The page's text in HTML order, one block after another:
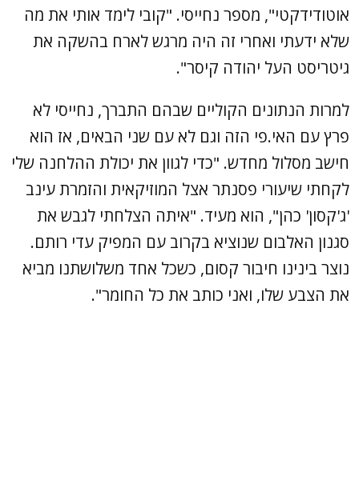
אוטודידקטי", מספר נחייסי. "קובי לימד אותי את מה
שלא ידעתי ואחרי זה היה מרגש לארח בהשקה את
גיטריסט העל יהודה קיסר".
למרות הנתונים הקוליים שבהם התברך, נחייסי לא
פרץ עם האי.פי הזה וגם לא עם שני הבאים, אז הוא
חישב מסלול מחדש. "כדי לגוון את יכולת ההלחנה שלי
לקחתי שיעורי פסנתר אצל המוזיקאית והזמרת עינב
'ג'קסון' כהן", הוא מעיד. "איתה הצלחתי לגבש את
סגנון האלבום שנוציא בקרוב עם המפיק עדי רותם.
נוצר בינינו חיבור קסום, כשכל אחד משלושתנו מביא
את הצבע שלו, ואני כותב את כל החומר".